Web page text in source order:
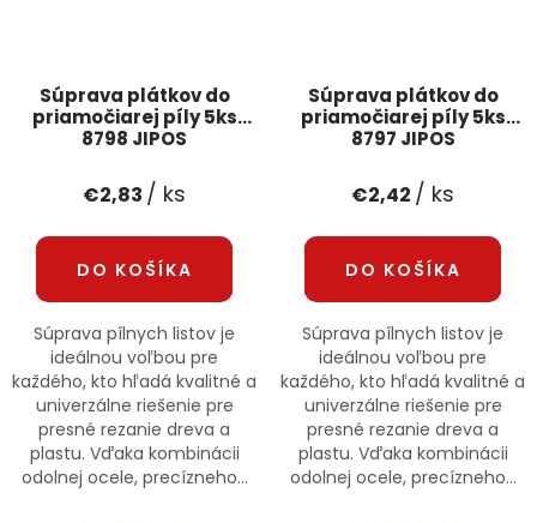
Súprava plátkov do
priamočiarej píly 5ks
8798 JIPOS
€2,83 / ks
DO KOŠÍKA
Súprava pílnych listov je
ideálnou voľbou pre
každého, kto hľadá kvalitné a
univerzálne riešenie pre
presné rezanie dreva a
plastu. Vďaka kombinácii
odolnej ocele, precízneho...
Súprava plátkov do
priamočiarej píly 5ks
8797 JIPOS
€2,42 / ks
DO KOŠÍKA
Súprava pílnych listov je
ideálnou voľbou pre
každého, kto hľadá kvalitné a
univerzálne riešenie pre
presné rezanie dreva a
plastu. Vďaka kombinácii
odolnej ocele, precízneho...